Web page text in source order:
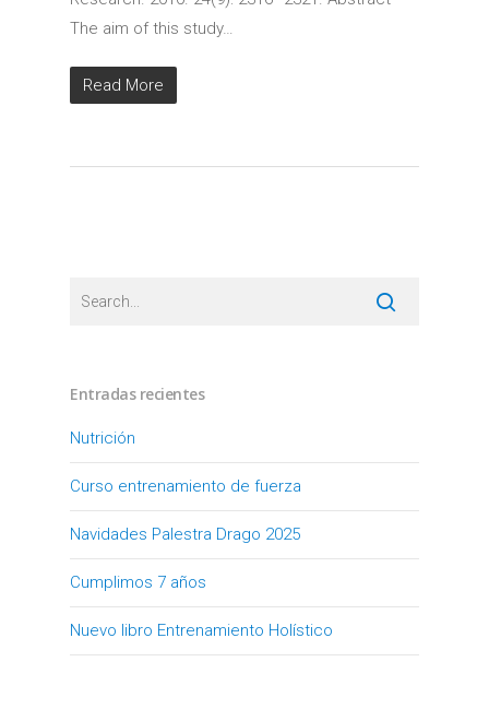
The aim of this study…
Read More
Entradas recientes
Nutrición
Curso entrenamiento de fuerza
Navidades Palestra Drago 2025
Cumplimos 7 años
Nuevo libro Entrenamiento Holístico